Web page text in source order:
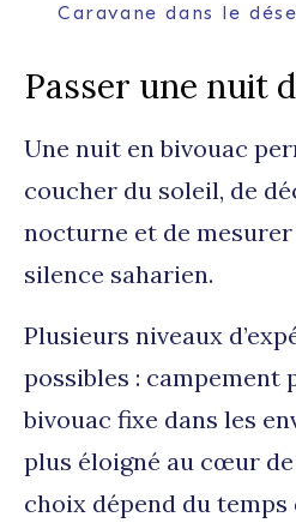
Caravane dans le
Passer une nuit
Une nuit en bivouac
coucher du soleil, de
nocturne et de
silence saharien.
Plusieurs niveaux
possibles : campement
bivouac fixe dans les
plus éloigné au cœur de
choix dépend du